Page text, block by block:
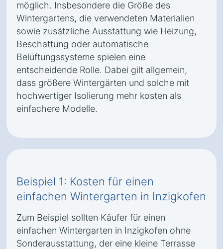
möglich. Insbesondere die Größe des
Wintergartens, die verwendeten Materialien
sowie zusätzliche Ausstattung wie Heizung,
Beschattung oder automatische
Belüftungssysteme spielen eine
entscheidende Rolle. Dabei gilt allgemein,
dass größere Wintergärten und solche mit
hochwertiger Isolierung mehr kosten als
einfachere Modelle.
Beispiel 1: Kosten für einen
einfachen Wintergarten in Inzigkofen
Zum Beispiel sollten Käufer für einen
einfachen Wintergarten in Inzigkofen ohne
Sonderausstattung, der eine kleine Terrasse